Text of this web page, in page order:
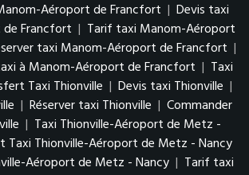
Aéroport de Francfort | Devis taxi
Francfort | Tarif taxi Manom-Aéroport
taxi Manom-Aéroport de Francfort |
à Manom-Aéroport de Francfort | Taxi
Taxi Thionville | Devis taxi Thionville |
| Réserver taxi Thionville | Commander
| Taxi Thionville-Aéroport de Metz -
Taxi Thionville-Aéroport de Metz - Nancy
Aéroport de Metz - Nancy | Tarif taxi